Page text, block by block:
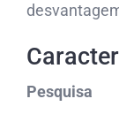
Pesquisa